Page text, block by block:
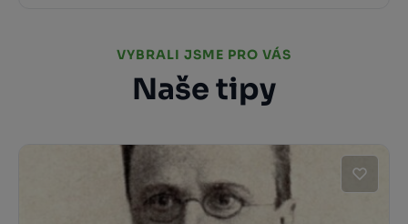
VYBRALI JSME PRO VÁS
Naše tipy